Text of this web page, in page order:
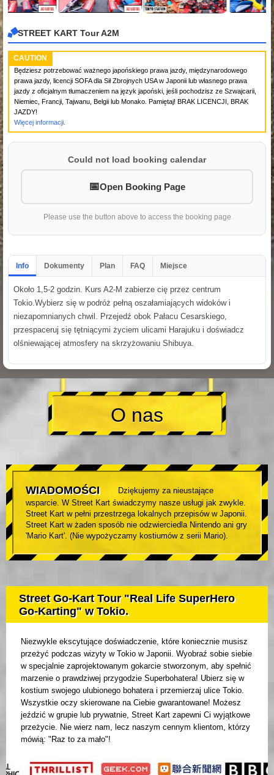
STREET KART Tour A2M
CAUTION
Będziesz potrzebować ważnego japońskiego prawa jazdy, międzynarodowego
prawa jazdy, licencji SOFA dla Sił Zbrojnych USA w Japonii lub własnego prawa
jazdy z oficjalnym tłumaczeniem na język japoński, jeśli pochodzisz ze Szwajcarii,
Niemiec, Francji, Tajwanu, Belgii lub Monako. Pamiętaj! BRAK LICENCJI, BRAK
JAZDY!
Więcej informacji.
Could not load booking calendar
Open Booking Page
Please use the button above to access the booking page
Info Dokumenty Plan FAQ Miejsce
Około 1,5-2 godzin. Kurs A2-M zabierze cię przez centrum
Tokio.Wybierz się w podróż pełną oszałamiających widoków i
niezapomnianych chwil. Przejedź obok Pałacu Cesarskiego,
przespaceruj się tętniącymi życiem ulicami Harajuku i doświadcz
olśniewającej atmosfery na skrzyżowaniu Shibuya.
O nas
WIADOMOŚCI
Dziękujemy za nieustające
wsparcie. W Street Kart świadczymy nasze usługi jak zwykle.
Street Kart w pełni przestrzega lokalnych przepisów w Japonii.
Street Kart w żaden sposób nie odzwierciedla Nintendo ani gry
'Mario Kart'. (Nie wypożyczamy kostiumów z serii Mario).
Street Go-Kart Tour "Real Life SuperHero
Go-Karting" w Tokio.
Niezwykle ekscytujące doświadczenie, które koniecznie musisz
przeżyć podczas wizyty w Tokio w Japonii. Wyobraź sobie siebie
w specjalnie zaprojektowanym gokarcie stworzonym, aby spełnić
marzenie o prawdziwej przygodzie Superbohatera! Ubierz się w
kostium swojego ulubionego bohatera i przemierzaj ulice Tokio.
Wszystkie oczy skierowane na Ciebie gwarantowane! Możesz
jeździć w grupie lub prywatnie, Street Kart zapewni Ci wyjątkowe
przeżycie. Nie wierz nam, lecz naszym cennym klientom, którzy
mówią: "Raz to za mało"!